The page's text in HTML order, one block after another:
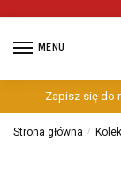
MENU
Zapisz się do
Strona główna /